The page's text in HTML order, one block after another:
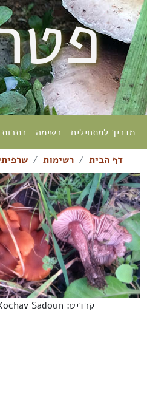
מדריך למתחילים רשימה כתבות
דף הבית רשימות
קרדיט: Kochav Sadoun